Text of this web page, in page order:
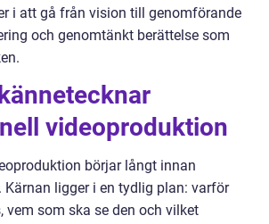
i att gå från vision till genomförande
och genomtänkt berättelse som
videoproduktion
börjar långt innan
Kärnan ligger i en tydlig plan: varför
vem som ska se den och vilket